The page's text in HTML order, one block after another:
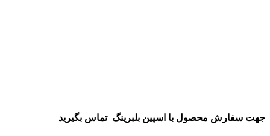
جهت سفارش محصول با اسپین بلبرینگ تماس بگیرید